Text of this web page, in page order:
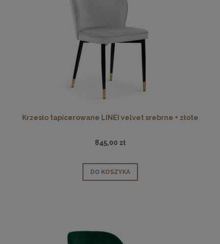
Krzesło tapicerowane LINEI velvet srebrne + złote
845,00 zł
DO KOSZYKA